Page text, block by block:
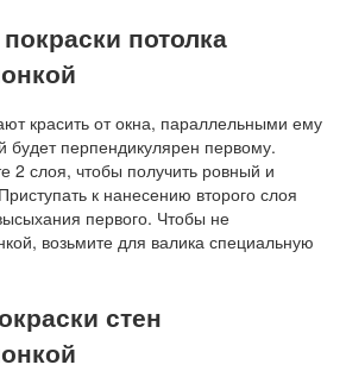
потолка
красить от окна, параллельными ему
будет перпендикулярен первому.
2 слоя, чтобы получить ровный и
к нанесению второго слоя
первого. Чтобы не
возьмите для валика специальную
стен